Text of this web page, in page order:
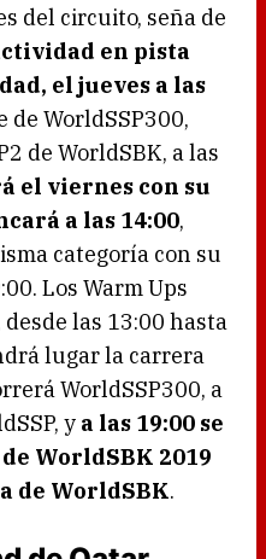
del circuito, seña de
en pista
el jueves a las
WorldSSP300,
de WorldSBK, a las
el viernes con su
a las 14:00,
categoría con su
Los Warm Ups
las 13:00 hasta
lugar la carrera
WorldSSP300, a
y a las 19:00 se
WorldSBK 2019
de WorldSBK.